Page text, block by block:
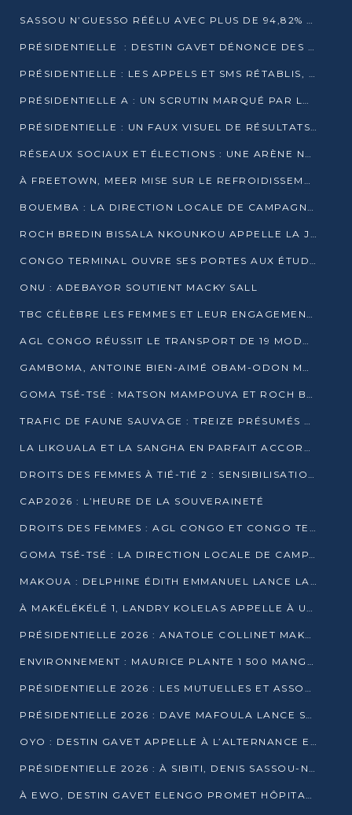
SASSOU N’GUESSO RÉÉLU AVEC PLUS DE 94,82% DES VOIX
PRÉSIDENTIELLE : DESTIN GAVET DÉNONCE DES IRRÉGULARITÉS ET REVENDIQUE LA VICTOIRE
PRÉSIDENTIELLE : LES APPELS ET SMS RÉTABLIS, INTERNET RESTE BLOQUÉ
PRÉSIDENTIELLE A : UN SCRUTIN MARQUÉ PAR LA COUPURE D’INTERNET ET UNE AFFLUENCE TIMIDE À BRAZZAVILLE
PRÉSIDENTIELLE : UN FAUX VISUEL DE RÉSULTATS CIRCULE
RÉSEAUX SOCIAUX ET ÉLECTIONS : UNE ARÈNE NUMÉRIQUE EN PLEINE MUTATION AU CONGO
À FREETOWN, MEER MISE SUR LE REFROIDISSEMENT PASSIF FACE À LA CHALEUR EXTRÊME
BOUEMBA : LA DIRECTION LOCALE DE CAMPAGNE DE DENIS SASSOU N’GUESSO MULTIPLIE LES ACTIVITÉS DE MOBILISATION
ROCH BREDIN BISSALA NKOUNKOU APPELLE LA JEUNESSE DE GOMA TSÉ-TSÉ À UN VOTE MASSIF POUR DENIS SASSOU NGUESSO
CONGO TERMINAL OUVRE SES PORTES AUX ÉTUDIANTS EN TRANSPORT ET LOGISTIQUE
ONU : ADEBAYOR SOUTIENT MACKY SALL
TBC CÉLÈBRE LES FEMMES ET LEUR ENGAGEMENT À L’OCCASION DU 8 MARS
AGL CONGO RÉUSSIT LE TRANSPORT DE 19 MODULES HORS GABARIT ENTRE POINTE-NOIRE ET BRAZZAVILLE
GAMBOMA, ANTOINE BIEN-AIMÉ OBAM-ODON MOBILISE LES 32 148 ÉLECTEURS EN FAVEUR DE DENIS SASSOU NGUESSO
GOMA TSÉ-TSÉ : MATSON MAMPOUYA ET ROCH BREDIN BISSALA NKOUNKOU EN CAMPAGNE DE PROXIMITÉ
TRAFIC DE FAUNE SAUVAGE : TREIZE PRÉSUMÉS TRAFIQUANTS INTERPELLÉS AU CONGO EN 2025
LA LIKOUALA ET LA SANGHA EN PARFAIT ACCORD AVEC LE PROJET DE SOCIÉTÉ DU CANDIDAT DENIS SASSOU-N’GUESSO
DROITS DES FEMMES À TIÉ-TIÉ 2 : SENSIBILISATION ET PÉDAGOGIE SUR LE DROIT DE VOTE
CAP2026 : L’HEURE DE LA SOUVERAINETÉ
DROITS DES FEMMES : AGL CONGO ET CONGO TERMINAL METTENT EN AVANT LE LEADERSHIP FÉMININ
GOMA TSÉ-TSÉ : LA DIRECTION LOCALE DE CAMPAGNE INTENSIFIE LA SENSIBILISATION DANS LES VILLAGES
MAKOUA : DELPHINE ÉDITH EMMANUEL LANCE LA CAMPAGNE POUR DENIS SASSOU-N’GUESSO
À MAKÉLÉKÉLÉ 1, LANDRY KOLELAS APPELLE À UNE MOBILISATION MASSIVE EN FAVEUR DE DENIS SASSOU-N’GUESSO
PRÉSIDENTIELLE 2026 : ANATOLE COLLINET MAKOSSO DÉFEND LE PROJET DE SOCIÉTÉ DE DENIS SASSOU NGUESSO
ENVIRONNEMENT : MAURICE PLANTE 1 500 MANGROVES POUR HONORER WANGARI MAATHAI
PRÉSIDENTIELLE 2026 : LES MUTUELLES ET ASSOCIATIONS S’IMPLIQUENT DANS LA CAMPAGNE ÉLECTORALE À TIÉ-TIÉ 2 (POINTE-NOIRE)
PRÉSIDENTIELLE 2026 : DAVE MAFOULA LANCE SA « VAGUE DU NOUVEAU DÉPART » À IMPFONDO
OYO : DESTIN GAVET APPELLE À L’ALTERNANCE ET À LA RESPONSABILITÉ DE LA JEUNESSE
PRÉSIDENTIELLE 2026 : À SIBITI, DENIS SASSOU-N’GUESSO PARIE SUR LES RESSOURCES DE LA LEKOUMOU
À EWO, DESTIN GAVET ELENGO PROMET HÔPITAL, CHEMIN DE FER ET AUDIT DES FINANCES PUBLIQUES